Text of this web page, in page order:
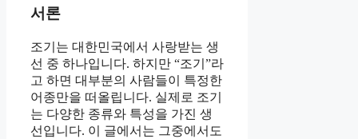
서론
조기는 대한민국에서 사랑받는 생
선 중 하나입니다. 하지만 “조기”라
고 하면 대부분의 사람들이 특정한
어종만을 떠올립니다. 실제로 조기
는 다양한 종류와 특성을 가진 생
선입니다. 이 글에서는 그중에서도